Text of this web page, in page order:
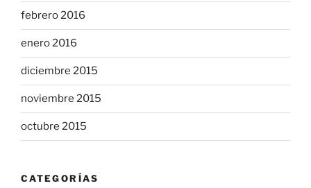
febrero 2016
enero 2016
diciembre 2015
noviembre 2015
octubre 2015
CATEGORÍAS